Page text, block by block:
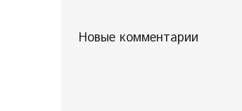
Новые комментарии